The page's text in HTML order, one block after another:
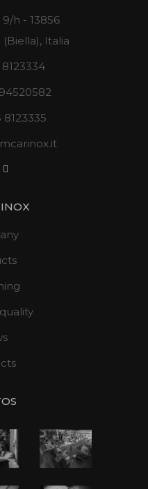
h - 13856
Italia
8123335